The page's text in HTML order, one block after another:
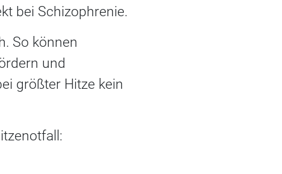
bei Schizophrenie.
So können
und
größter Hitze kein